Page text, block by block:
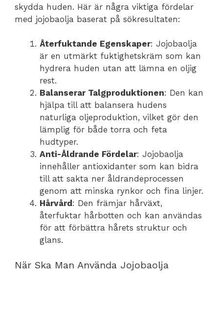
skydda huden. Här är några viktiga fördelar
med jojobaolja baserat på sökresultaten:
Återfuktande Egenskaper: Jojobaolja
är en utmärkt fuktighetskräm som kan
hydrera huden utan att lämna en oljig
rest.
Balanserar Talgproduktionen: Den kan
hjälpa till att balansera hudens
naturliga oljeproduktion, vilket gör den
lämplig för både torra och feta
hudtyper.
Anti-Åldrande Fördelar: Jojobaolja
innehåller antioxidanter som kan bidra
till att sakta ner åldrandeprocessen
genom att minska rynkor och fina linjer.
Hårvård : Den främjar hårväxt,
återfuktar hårbotten och kan användas
för att förbättra hårets struktur och
glans.
När Ska Man Använda Jojobaolja